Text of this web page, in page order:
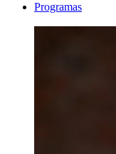
Programas